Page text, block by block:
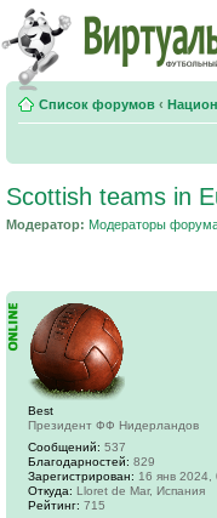
Список форумов ‹
Scottish teams in
Модератор: Модераторы
Best
Президент ФФ Нидерландов
Сообщений: 537
Благодарностей: 829
Зарегистрирован: 16 янв 2024,
Откуда: Lloret de Mar, Испания
Рейтинг: 715